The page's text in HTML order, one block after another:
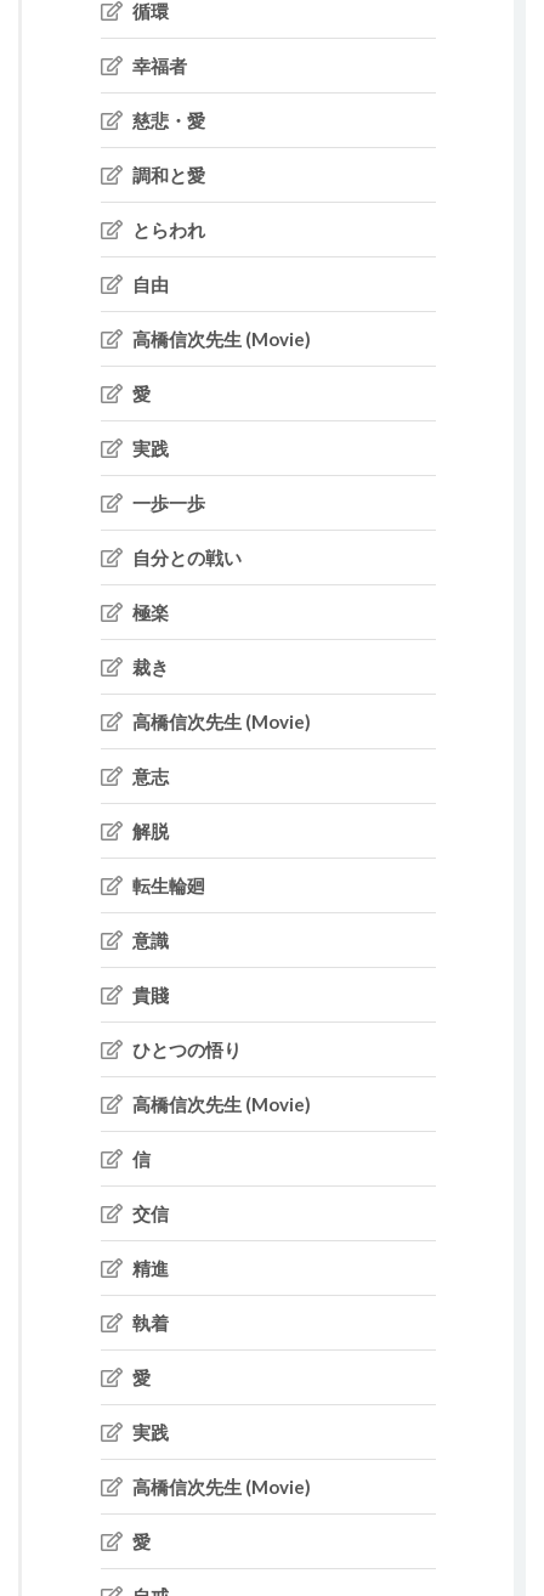
循環
幸福者
慈悲・愛
調和と愛
とらわれ
自由
高橋信次先生 (Movie)
愛
実践
一歩一歩
自分との戦い
極楽
裁き
高橋信次先生 (Movie)
意志
解脱
転生輪廻
意識
貴賤
ひとつの悟り
高橋信次先生 (Movie)
信
交信
精進
執着
愛
実践
高橋信次先生 (Movie)
愛